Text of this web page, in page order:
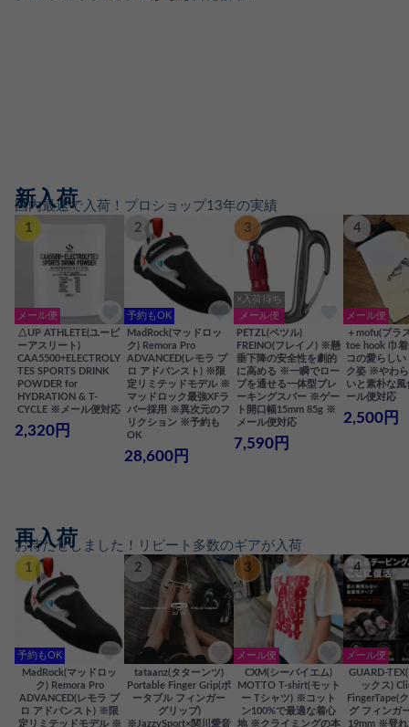
国内最速で入荷！プロショップ13年の実績
新入荷
1
メール便
△UP ATHLETE(ユーピ
ーアスリート)
CAA5500+ELECTROLY
TES SPORTS DRINK
POWDER for
HYDRATION & T-
CYCLE ※メール便対応
2,320円
2
予約もOK
MadRock(マッドロッ
ク) Remora Pro
ADVANCED(レモラ プ
ロ アドバンスト) ※限
定リミテッドモデル ※
マッドロック最強XFラ
バー採用 ※異次元のフ
リクション ※予約も
OK
28,600円
3
×入荷待ち
メール便
PETZL(ペツル)
FREINO(フレイノ) ※懸
垂下降の安全性を劇的
に高める ※一瞬でロー
プを通せる一体型ブレ
ーキングスパー ※ゲー
ト開口幅15mm 85g ※
メール便対応
7,590円
4
メール便
＋mofu(プラ
toe hook 巾
コの愛らし
ク姿 ※やわ
いと素朴な
ール便対応
2,500円
お待たせしました！リピート多数のギアが入荷
再入荷
1
予約もOK
MadRock(マッドロッ
ク) Remora Pro
ADVANCED(レモラ プ
ロ アドバンスト) ※限
定リミテッドモデル ※
2
tataanz(タターンツ)
Portable Finger Grip(ポ
ータブル フィンガー
グリップ)
※JazzySport×関川愛音
3
メール便
CXM(シーバイエム)
MOTTO T-shirt(モット
ー Tシャツ) ※コット
ン100%で最適な着心
地 ※クライミングの本
4
メール便
GUARD-
ックス)
FingerTape(
グ フィンガ
19mm ※登れ